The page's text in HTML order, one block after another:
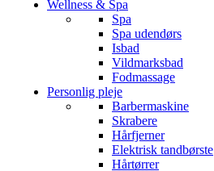
Wellness & Spa
Spa
Spa udendørs
Isbad
Vildmarksbad
Fodmassage
Personlig pleje
Barbermaskine
Skrabere
Hårfjerner
Elektrisk tandbørste
Hårtørrer